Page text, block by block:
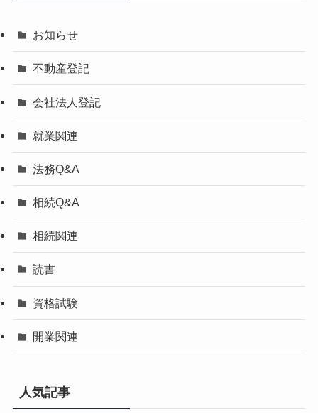
お知らせ
不動産登記
会社法人登記
就業関連
法務Q&A
相続Q&A
相続関連
読書
資格試験
開業関連
人気記事